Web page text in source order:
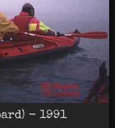
- 1991